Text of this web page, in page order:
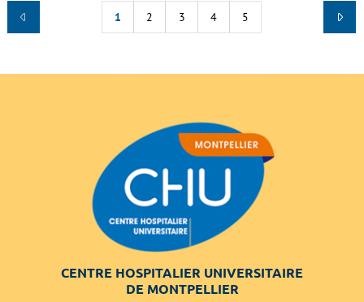
1 2 3 4 5
CENTRE HOSPITALIER UNIVERSITAIRE
DE MONTPELLIER